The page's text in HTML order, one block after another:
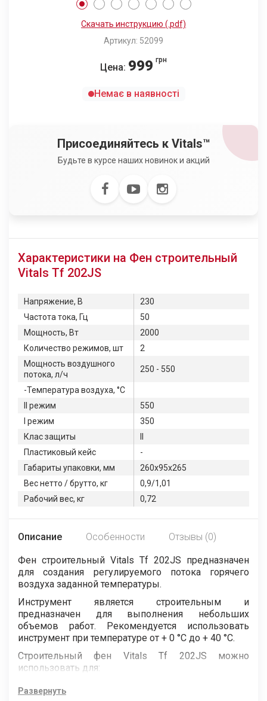
Скачать инструкцию (.pdf)
Артикул: 52099
Цена: 999 грн
Немає в наявності
Присоединяйтесь к Vitals™
Будьте в курсе наших новинок и акций
Характеристики на Фен строительный
Vitals Tf 202JS
Напряжение, В
230
Частота тока, Гц
50
Мощность, Вт
2000
Количество режимов, шт
2
Мощность воздушного
потока, л/ч
250 - 550
-Температура воздуха, °С
ІІ режим
550
І режим
350
Клас защиты
Пластиковый кейс
-
Габариты упаковки, мм
260х95х265
Вес нетто / брутто, кг
0,9/1,01
Рабочий вес, кг
0,72
Описание Особенности Отзывы (0)
Фен строительный Vitals Tf 202JS предназначен
для создания регулируемого потока горячего
воздуха заданной температуры.
Инструмент является строительным и
предназначен для выполнения небольших
объемов работ. Рекомендуется использовать
инструмент при температуре от + 0 °С до + 40 °С.
Строительный фен Vitals Tf 202JS можно
использовать для:
клеевых соединений;
Развернуть